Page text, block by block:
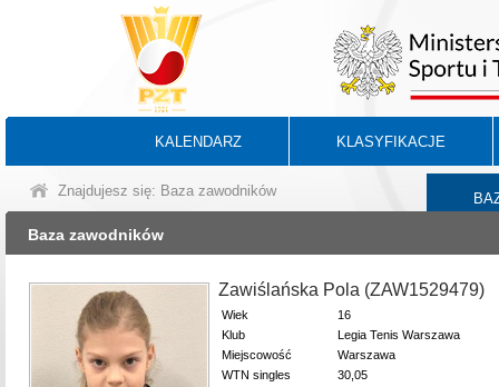
KALENDARZ KLASYFIKACJE
Znajdujesz się: Baza zawodników
Baza zawodników
Zawiślańska Pola (ZAW1529479)
Wiek
16
Klub
Legia Tenis Warszawa
Miejscowość
Warszawa
WTN singles
30,05